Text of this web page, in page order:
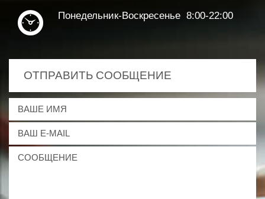
Понедельник-Воскресенье 8:00-22:00
ОТПРАВИТЬ СООБЩЕНИЕ